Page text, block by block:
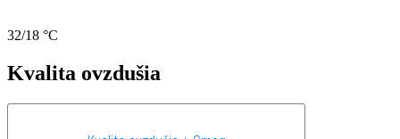
32/18 °C
Kvalita ovzdušia